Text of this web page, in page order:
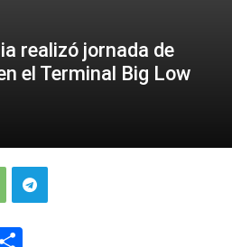
realizó jornada de
el Terminal Big Low